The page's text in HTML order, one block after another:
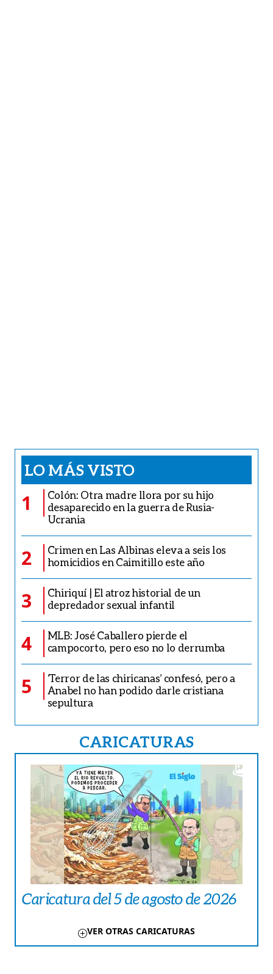
LO MÁS VISTO
1
Colón: Otra madre llora por su hijo
desaparecido en la guerra de Rusia-
Ucrania
2
Crimen en Las Albinas eleva a seis los
homicidios en Caimitillo este año
3
Chiriquí | El atroz historial de un
depredador sexual infantil
4
MLB: José Caballero pierde el
campocorto, pero eso no lo derrumba
5
‘Terror de las chiricanas’ confesó, pero a
Anabel no han podido darle cristiana
sepultura
CARICATURAS
Caricatura del 5 de agosto de 2026
VER OTRAS CARICATURAS